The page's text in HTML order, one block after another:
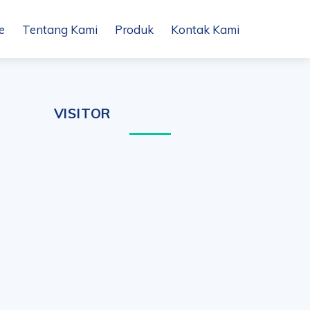
Tentang Kami Produk Kontak Kami
VISITOR